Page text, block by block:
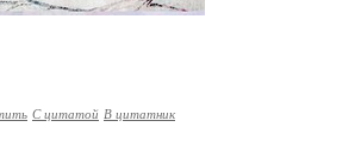
С цитатой В цитатник